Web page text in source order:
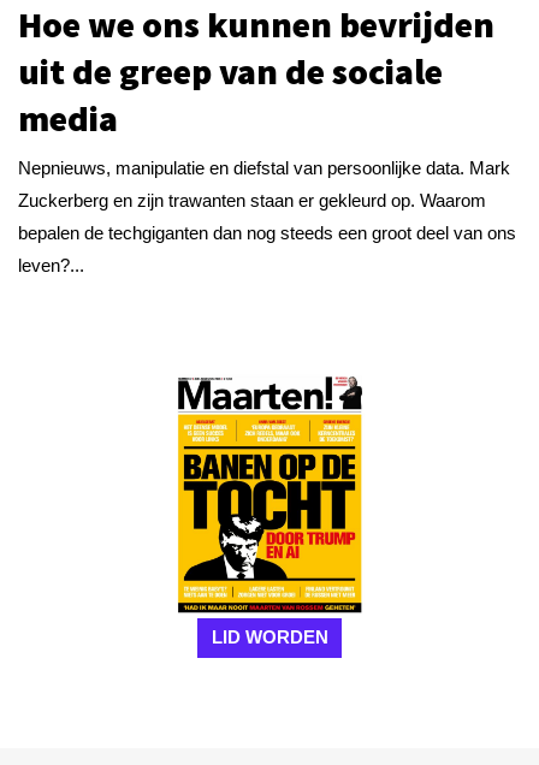
Hoe we ons kunnen bevrijden
uit de greep van de sociale
media
Nepnieuws, manipulatie en diefstal van persoonlijke data. Mark
Zuckerberg en zijn trawanten staan er gekleurd op. Waarom
bepalen de techgiganten dan nog steeds een groot deel van ons
leven?...
LID WORDEN